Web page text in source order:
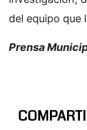
del equipo que
Prensa